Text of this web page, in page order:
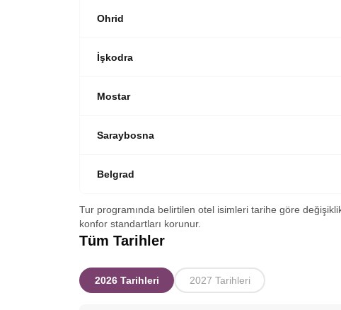
Ohrid
İşkodra
Mostar
Saraybosna
Belgrad
Tur programında belirtilen otel isimleri tarihe göre
konfor standartları korunur.
Tüm Tarihler
2026 Tarihleri 2027 Tarihleri